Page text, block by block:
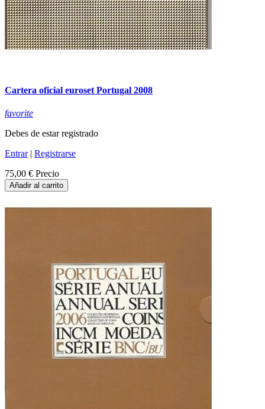
Cartera oficial euroset Portugal 2008
favorite
Debes de estar registrado
Entrar| Registrarse
75,00 € Precio
Añadir al carrito